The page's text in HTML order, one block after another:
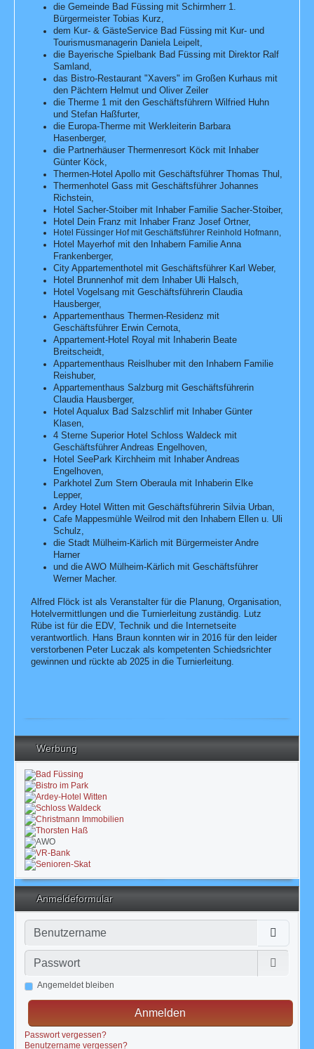
Werbung
Anmeldeformular
Benutzername
Passwort
Angemeldet bleiben
Anmelden
Passwort vergessen?
Benutzername vergessen?
die Gemeinde Bad Füssing mit Schirmherr 1.
Bürgermeister Tobias Kurz,
dem Kur- & GästeService Bad Füssing mit Kur- und
Tourismusmanagerin Daniela Leipelt,
die Bayerische Spielbank Bad Füssing mit Direktor Ralf
Samland,
das Bistro-Restaurant "Xavers" im Großen Kurhaus mit
den Pächtern Helmut und Oliver Zeiler
die Therme 1 mit den Geschäftsführern Wilfried Huhn
und Stefan Haßfurter,
die Europa-Therme mit Werkleiterin Barbara
Hasenberger,
die Partnerhäuser Thermenresort Köck mit Inhaber
Günter Köck,
Thermen-Hotel Apollo mit Geschäftsführer Thomas Thul,
Thermenhotel Gass mit Geschäftsführer Johannes
Richstein,
Hotel Sacher-Stoiber mit Inhaber Familie Sacher-Stoiber,
Hotel Dein Franz mit Inhaber Franz Josef Ortner,
Hotel Füssinger Hof mit Geschäftsführer Reinhold Hofmann,
Hotel Mayerhof mit den Inhabern Familie Anna
Frankenberger,
City Appartementhotel mit Geschäftsführer Karl Weber,
Hotel Brunnenhof mit dem Inhaber Uli Halsch,
Hotel Vogelsang mit Geschäftsführerin Claudia
Hausberger,
Appartementhaus Thermen-Residenz mit
Geschäftsführer Erwin Cernota,
Appartement-Hotel Royal mit Inhaberin Beate
Breitscheidt,
Appartementhaus Reislhuber mit den Inhabern Familie
Reishuber,
Appartementhaus Salzburg mit Geschäftsführerin
Claudia Hausberger,
Hotel Aqualux Bad Salzschlirf mit Inhaber Günter
Klasen,
4 Sterne Superior Hotel Schloss Waldeck mit
Geschäftsführer Andreas Engelhoven,
Hotel SeePark Kirchheim mit Inhaber Andreas
Engelhoven,
Parkhotel Zum Stern Oberaula mit Inhaberin Elke
Lepper,
Ardey Hotel Witten mit Geschäftsführerin Silvia Urban,
Cafe Mappesmühle Weilrod mit den Inhabern Ellen u. Uli
Schulz,
die Stadt Mülheim-Kärlich mit Bürgermeister Andre
Harner
und die AWO Mülheim-Kärlich mit Geschäftsführer
Werner Macher.
Alfred Flöck ist als Veranstalter für die Planung, Organisation,
Hotelvermittlungen und die Turnierleitung zuständig. Lutz
Rübe ist für die EDV, Technik und die Internetseite
verantwortlich. Hans Braun konnten wir in 2016 für den leider
verstorbenen Peter Luczak als kompetenten Schiedsrichter
gewinnen und rückte ab 2025 in die Turnierleitung.